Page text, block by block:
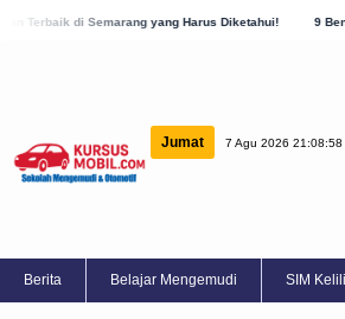
yang Harus Diketahui! 9 Bengkel Panggilan
Jumat 7 Agu 2026 21:08:59
Berita Belajar Mengemudi SIM